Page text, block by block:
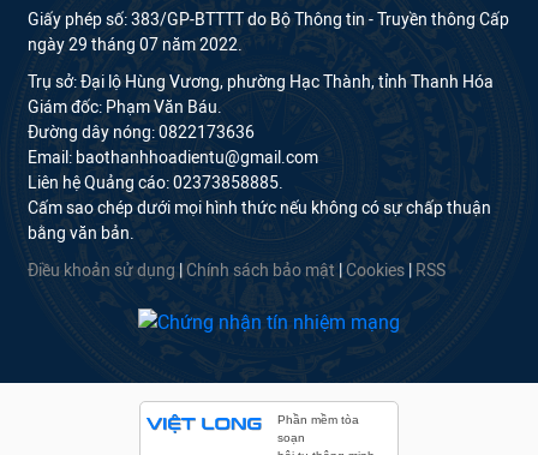
Giấy phép số: 383/GP-BTTTT do Bộ Thông tin - Truyền thông Cấp
ngày 29 tháng 07 năm 2022.
Trụ sở: Đại lộ Hùng Vương, phường Hạc Thành, tỉnh Thanh Hóa
Giám đốc: Phạm Văn Báu.
Đường dây nóng: 0822173636
Email: baothanhhoadientu@gmail.com
Liên hệ Quảng cáo: 02373858885.
Cấm sao chép dưới mọi hình thức nếu không có sự chấp thuận
bằng văn bản.
Điều khoản sử dụng Chính sách bảo mật Cookies RSS
Phần mềm tòa
soạn